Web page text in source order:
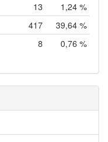
13
1,24 %
417
39,64 %
8 0,76 %